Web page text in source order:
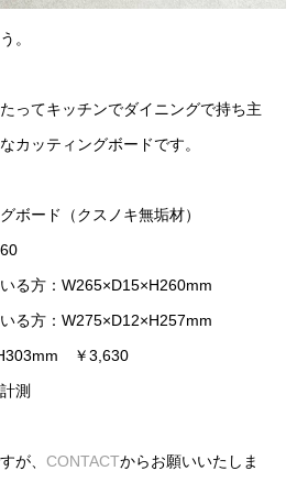
。
ってキッチンでダイニングで持ち主
カッティングボードです。
ボード（クスノキ無垢材）
る方：W265×D15×H260mm
る方：W275×D12×H257mm
￥3,630
測
が、 CONTACTからお願いいたしま